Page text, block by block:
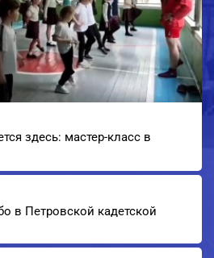
здесь: мастер-класс в
в Петровской кадетской